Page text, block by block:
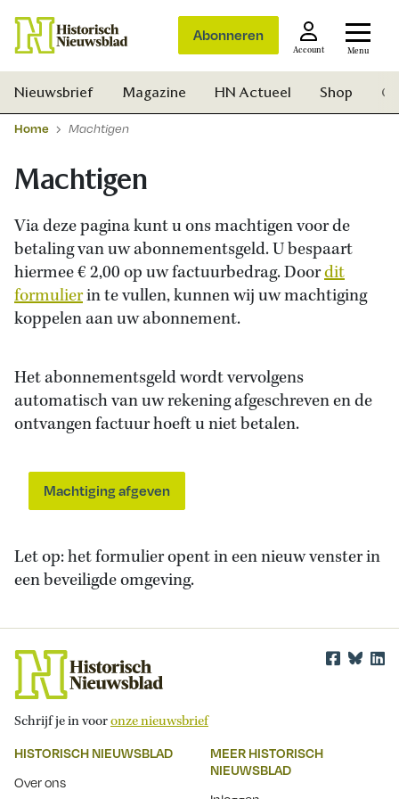
Abonneren
Account Menu
Zoek
Nieuwsbrief Magazine HN Actueel Shop
Home Machtigen
Machtigen
Via deze pagina kunt u ons machtigen voor de
betaling van uw abonnementsgeld. U bespaart
hiermee € 2,00 op uw factuurbedrag. Doordit
formulierin te vullen, kunnen wij uw machtiging
koppelen aan uw abonnement.
Het abonnementsgeld wordt vervolgens
automatisch van uw rekening afgeschreven en de
ontvangen factuur hoeft u niet betalen.
Machtiging afgeven
Let op: het formulier opent in een nieuw venster in
een beveiligde omgeving.
Schrijf je in vooronze nieuwsbrief
HISTORISCH NIEUWSBLAD
Over ons
MEER HISTORISCH
NIEUWSBLAD